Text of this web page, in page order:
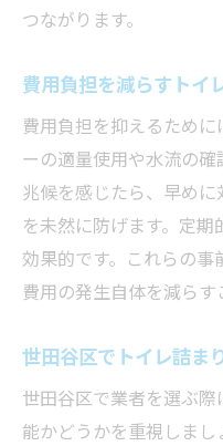
つながります。
費用負担を減らすトイ
費用負担を抑えるため
ーの適量使用や水流の
兆候を感じたら、早め
を未然に防げます。定
効果的です。これらの
費用の発生自体を減らす
世田谷区でトイレ詰ま
世田谷区で業者を選ぶ
能かどうかを重視しま